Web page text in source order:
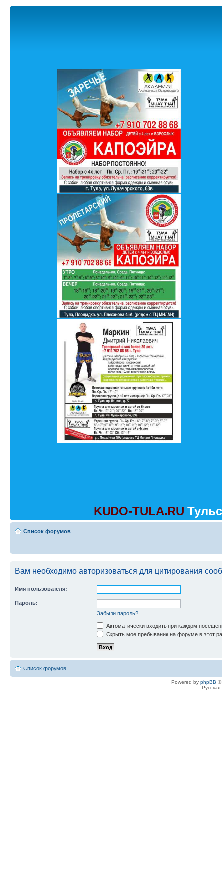
KUDO-TULA.RU
Список форумов
Вам необходимо авторизоваться для цитирования
Имя пользователя:
Пароль:
Забыли пароль?
Автоматически входить при каждом
Скрыть мое пребывание на форуме в этот
Список форумов
Powered by phpBB ©